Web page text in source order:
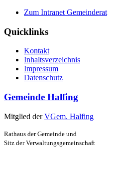
Zum Intranet Gemeinderat
Quicklinks
Kontakt
Inhaltsverzeichnis
Impressum
Datenschutz
Gemeinde Halfing
Mitglied derVGem. Halfing
Rathaus der Gemeinde und
Sitz der Verwaltungsgemeinschaft